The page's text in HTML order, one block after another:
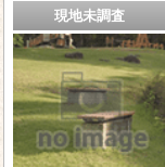
現地未調査